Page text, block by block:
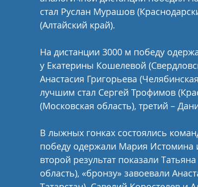
стал Руслан Мурашов
(Алтайский край).
На дистанции 3000 м победу
у Екатерины Кошелевой
Анастасия Григорьева
лучшим стал Сергей Трофимов
(Московская область), третий –
В лыжных гонках состоялись
победу одержали Мария Истомина
второй результат показали
область), «бронзу» завоевали